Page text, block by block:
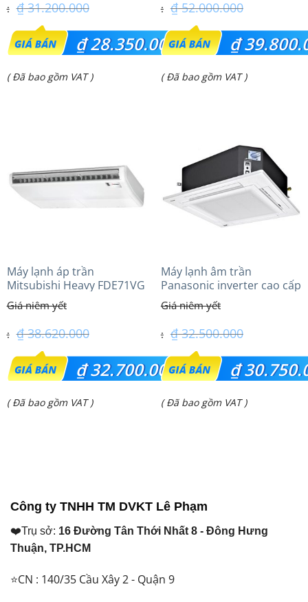
₫31.200.000
Giá
gốc
là:
₫28.350.000
Giá
₫ 28.350.000.
( Đã bao gồm VAT )
₫52.000.000
Giá
gốc
là:
₫
Giá
₫ 39.800.000.
( Đã bao gồm VAT )
Máy lạnh áp trần
Mitsubishi Heavy FDE71VG
(3.0Hp) Tiêu chuẩn
₫38.620.000
Giá
gốc
là:
₫32.700.000
Giá
( Đã bao gồm VAT )
Máy lạnh âm trần
Panasonic inverter cao cấp
(3.0Hp) S-2430PU3HA/U-
24PRH1H5
₫32.500.000
Giá
gốc
là:
₫
Giá
( Đã bao gồm VAT )
Công ty TNHH TM DVKT Lê Phạm
❤️Trụ sở: 16 Đường Tân Thới Nhất 8 - Đông Hưng
Thuận, TP.HCM
⭐CN : 140/35 Cầu Xây 2 - Quận 9